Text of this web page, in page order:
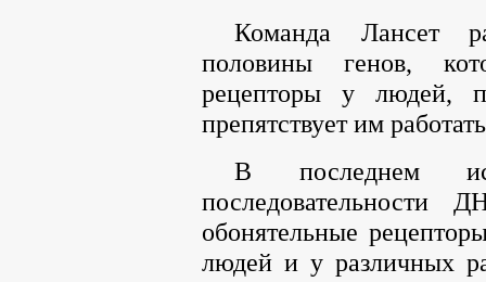
Команда Лансет
половины генов,
рецепторы у людей,
препятствует им
В последнем
обонятельные
людей и у различных